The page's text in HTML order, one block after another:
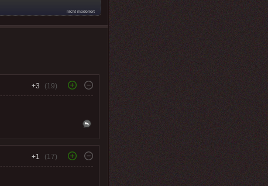
nicht moderiert
+3 (19)
+1 (17)